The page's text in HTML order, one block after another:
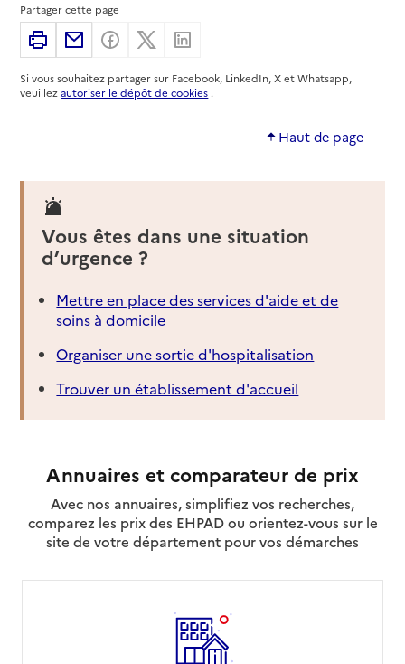
Adresse
11a rue des Pyrénées
31330-Grenade
05 61 82 81 12
Source des données : Finess n° 400012084
Mis à jour le : 23/07/2026
Service autonomie à domicile (aide)
Bonjour services
Adresse
Rue de Palegril ZAC PALLEGRIL
31330-Grenade
Contact
Site internet
Source des données : Finess n° 310029178
Mis à jour le : 07/08/2026
Partager cette page
ImprimerPartager par email
Partager sur Facebook
Partager sur X
Si vous souhaitez partager sur Facebook, LinkedIn, X et Whatsapp,
veuillezautoriser le dépôt de cookies .
Haut de page
Vous êtes dans une situation
d’urgence ?
Mettre en place des services d'aide et de
soins à domicile
Organiser une sortie d'hospitalisation
Trouver un établissement d'accueil
Annuaires et comparateur de prix
Avec nos annuaires, simplifiez vos recherches,
comparez les prix des EHPAD ou orientez-vous sur le
site de votre département pour vos démarches